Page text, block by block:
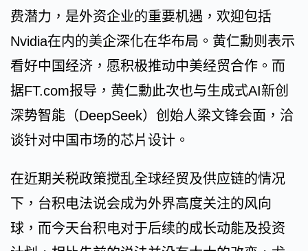
费潜力，是外资企业的重要机遇，欢迎包括
Nvidia在内的美企深化在华布局。黄仁勳则表示
看好中国经济，愿积极推动中美经贸合作。而
据FT.com报导，黄仁勳此次也与生成式AI新创
深势智能（DeepSeek）创始人梁文锋会面，洽
谈针对中国市场的芯片设计。
在近期关税政策搅乱全球经贸及供应链的情况
下，台积电法说会成为外界高度关注的风向
球，而今天台积电对于后续的成长动能及投资